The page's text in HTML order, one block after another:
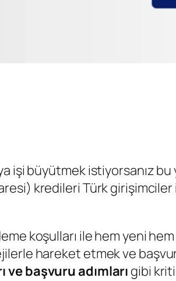
büyütmek istiyorsanız bu
kredileri Türk girişimciler
koşulları ile hem yeni
hareket etmek ve
başvuru adımları gibi